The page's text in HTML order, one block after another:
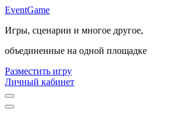
EventGame
Игры, сценарии и многое другое,
объединенные на одной площадке
Разместить игру
Личный кабинет